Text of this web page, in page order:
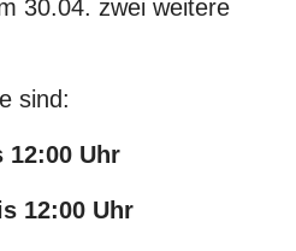
30.04. zwei weitere
sind:
12:00 Uhr
12:00 Uhr